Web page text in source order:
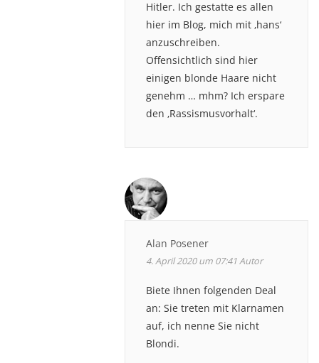
Hitler. Ich gestatte es allen
hier im Blog, mich mit ‚hans‘
anzuschreiben.
Offensichtlich sind hier
einigen blonde Haare nicht
genehm … mhm? Ich erspare
den ‚Rassismusvorhalt‘.
Alan Posener
4. April 2020 um 07:41Autor
Biete Ihnen folgenden Deal
an: Sie treten mit Klarnamen
auf, ich nenne Sie nicht
Blondi.